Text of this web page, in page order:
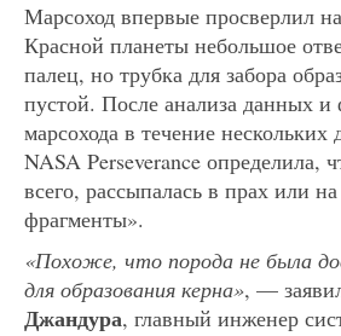
Марсоход впервые просверлил
Красной планеты небольшое
палец, но трубка для забора
пустой. После анализа данных и
марсохода в течение нескольких
NASA Perseverance определила,
всего, рассыпалась в прах или
фрагменты».
«Похоже, что порода не была
для образования керна», —
Джандура, главный инженер